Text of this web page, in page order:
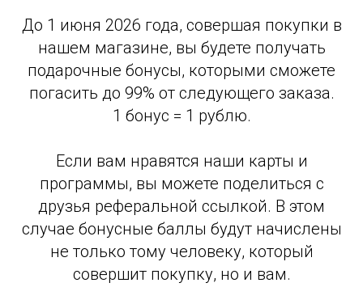
До 1 июня 2026 года, совершая покупки в
нашем магазине, вы будете получать
подарочные бонусы, которыми сможете
погасить до 99% от следующего заказа.
1 бонус = 1 рублю.
Если вам нравятся наши карты и
программы, вы можете поделиться с
друзья реферальной ссылкой. В этом
случае бонусные баллы будут начислены
не только тому человеку, который
совершит покупку, но и вам.